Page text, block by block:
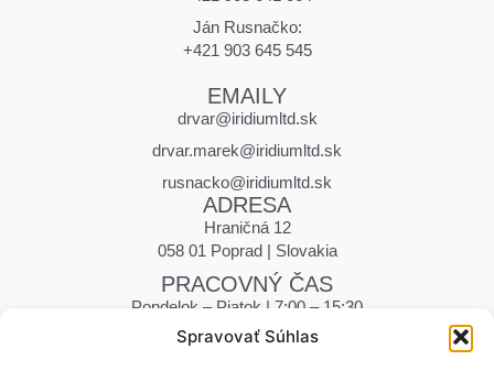
Spravovať Súhlas
Ján Rusnačko:
+421 903 645 545
EMAILY
drvar@iridiumltd.sk
drvar.marek@iridiumltd.sk
rusnacko@iridiumltd.sk
ADRESA
Hraničná 12
058 01 Poprad | Slovakia
PRACOVNÝ ČAS
Pondelok – Piatok | 7:00 – 15:30
Sobota | Zatvorené